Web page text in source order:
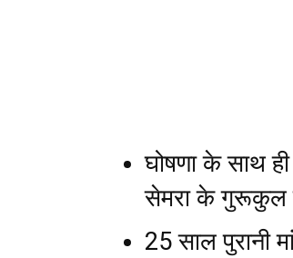
घोषणा के साथ
सेमरा के गुरूकुल
25 साल पुरानी